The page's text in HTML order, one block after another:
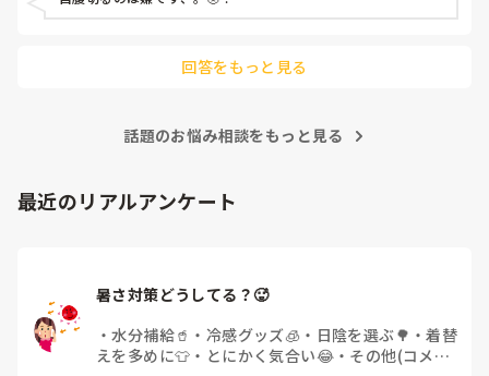
回答をもっと見る
話題のお悩み相談をもっと見る
最近のリアルアンケート
暑さ対策どうしてる？🥵
・水分補給🥤 ・ 冷感グッズ🧊 ・ 日陰を選ぶ🌳 ・着替
えを多めに👕 ・ とにかく気合い😂・ その他(コメン